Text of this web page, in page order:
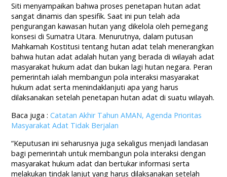
Siti menyampaikan bahwa proses penetapan hutan adat
sangat dinamis dan spesifik. Saat ini pun telah ada
pengurangan kawasan hutan yang dikelola oleh pemegang
konsesi di Sumatra Utara. Menurutnya, dalam putusan
Mahkamah Kostitusi tentang hutan adat telah menerangkan
bahwa hutan adat adalah hutan yang berada di wilayah adat
masyarakat hukum adat dan bukan lagi hutan negara. Peran
pemerintah ialah membangun pola interaksi masyarakat
hukum adat serta menindaklanjuti apa yang harus
dilaksanakan setelah penetapan hutan adat di suatu wilayah.
Baca juga :Catatan Akhir Tahun AMAN, Agenda Prioritas
Masyarakat Adat Tidak Berjalan
“Keputusan ini seharusnya juga sekaligus menjadi landasan
bagi pemerintah untuk membangun pola interaksi dengan
masyarakat hukum adat dan bertukar informasi serta
melakukan tindak lanjut yang harus dilaksanakan setelah